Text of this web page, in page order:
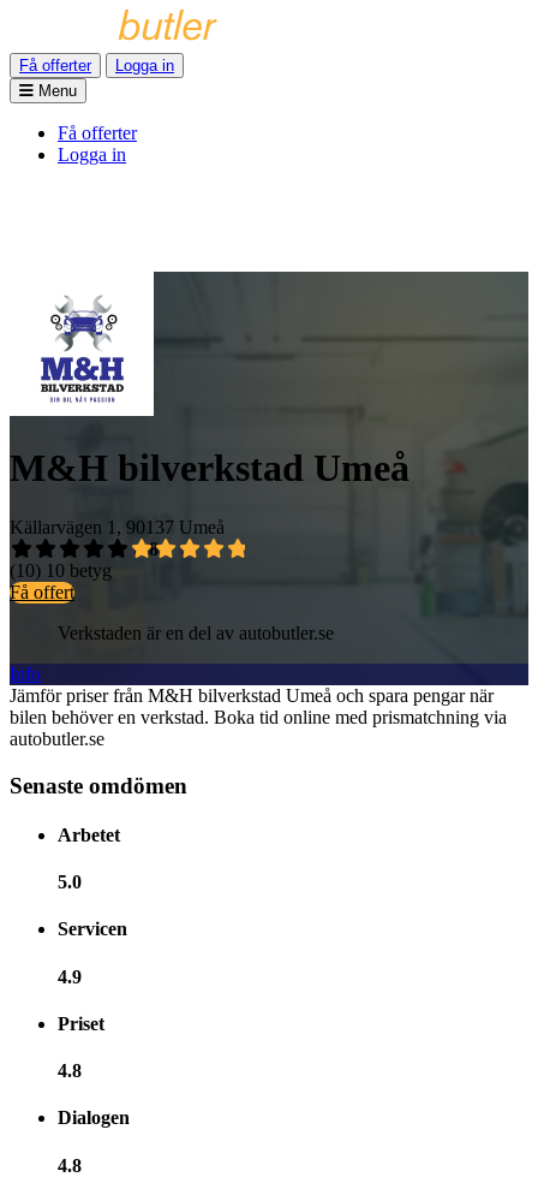
Få offerter
Logga in
Menu
Få offerter
Logga in
M&H bilverkstad Umeå
Källarvägen 1, 90137 Umeå
4,8
(10) 10 betyg
Få offert
Verkstaden är en del av autobutler.se
Info
Jämför priser från M&H bilverkstad Umeå och spara pengar när
bilen behöver en verkstad. Boka tid online med prismatchning via
autobutler.se
Senaste omdömen
Arbetet
5.0
Servicen
4.9
Priset
4.8
Dialogen
4.8